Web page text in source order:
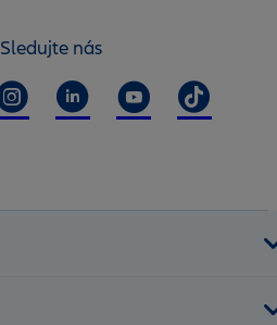
Sledujte nás